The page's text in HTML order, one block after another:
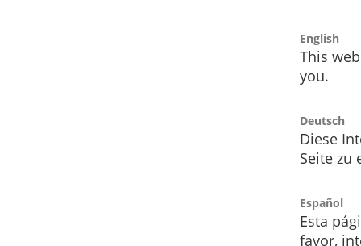
English
This
you.
Deutsch
Diese
Seite zu
Español
Esta
favor,